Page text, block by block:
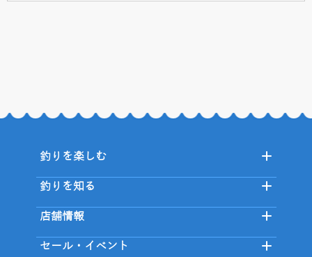
釣りを楽しむ
釣りを知る
店舗情報
セール・イベント